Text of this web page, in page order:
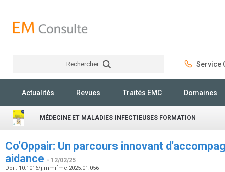
Rechercher Service
Actualités Revues Traités EMC Domaines
MÉDECINE ET MALADIES INFECTIEUSES FORMATION
Co'Oppair: Un parcours innovant
aidance - 12/02/25
Doi : 10.1016/j.mmifmc.2025.01.056